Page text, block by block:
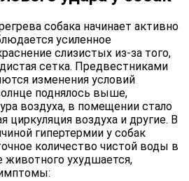
собака начинает активно
усиленное
слизистых из-за того,
сетка. Предвестниками
изменения условий
поднялось выше,
воздуха, в помещении стало
циркуляция воздуха и другие. В
гипертермии у собак
количество чистой воды в
животного ухудшается,